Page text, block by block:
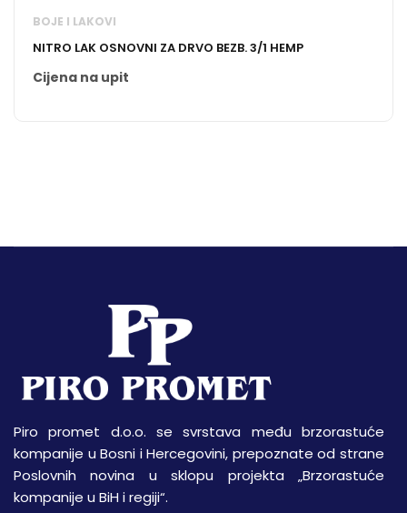
BOJE I LAKOVI
NITRO LAK OSNOVNI ZA DRVO BEZB. 3/1 HEMP
Cijena na upit
Piro promet d.o.o. se svrstava među brzorastuće
kompanije u Bosni i Hercegovini, prepoznate od strane
Poslovnih novina u sklopu projekta „Brzorastuće
kompanije u BiH i regiji“.